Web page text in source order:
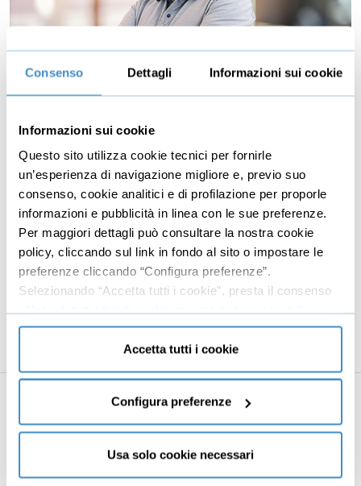
Consenso Dettagli Informazioni sui cookie
Informazioni sui cookie
Questo sito utilizza cookie tecnici per fornirle
un’esperienza di navigazione migliore e, previo suo
consenso, cookie analitici e di profilazione per proporle
informazioni e pubblicità in linea con le sue preferenze.
Per maggiori dettagli può consultare la nostra cookie
policy, cliccando sul link in fondo al sito o impostare le
preferenze cliccando “Configura preferenze”.
Selezionando “Accetta tutti i cookie”, presta il consenso
all’uso di tutti i tipi di cookie mentre può revocare il
consenso cliccando su “Usa solo cookie necessari” e
saranno attivati i soli cookie tecnici necessari al corretto
funzionamento del sito.
Accetta tutti i cookie
Configura preferenze
Usa solo cookie necessari
I principi SOLID per lo sviluppo
Impara i principi di sviluppo e come applicarli per
rendere un software manutenibile ed estendibile nel
tempo.
Durata: 02h 19m 01s
14 lezioni
€44,95+IVA
Business
Mindset imprenditoriale
Imprenditoria
Digital marketing